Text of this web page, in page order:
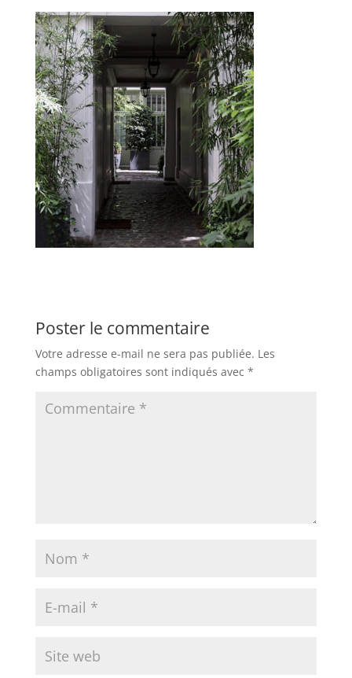
Poster le commentaire
Votre adresse e-mail ne sera pas publiée. Les
champs obligatoires sont indiqués avec *